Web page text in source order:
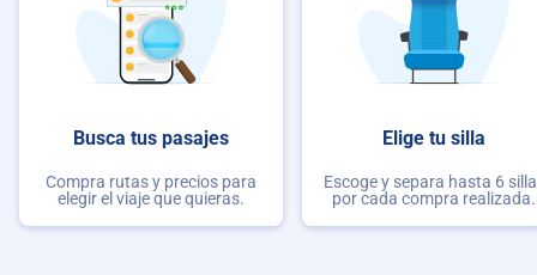
Busca tus pasajes
Compra rutas y precios para
elegir el viaje que quieras.
Elige tu silla
Escoge y separa hasta 6
por cada compra realizada.